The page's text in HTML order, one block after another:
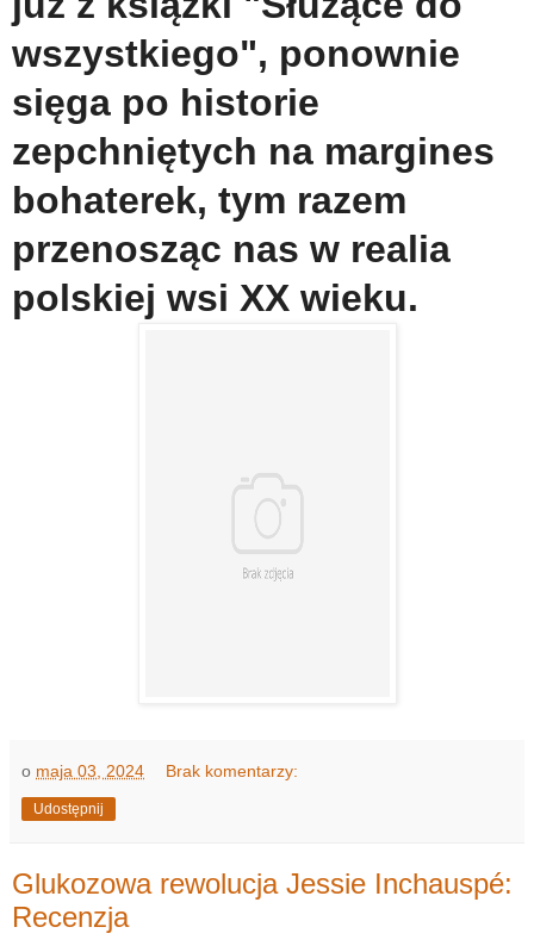
wszystkiego", ponownie
sięga po historie
zepchniętych na margines
bohaterek, tym razem
przenosząc nas w realia
polskiej wsi XX wieku.
o maja 03, 2024 Brak komentarzy:
Udostępnij
Glukozowa rewolucja Jessie Inchauspé:
Recenzja